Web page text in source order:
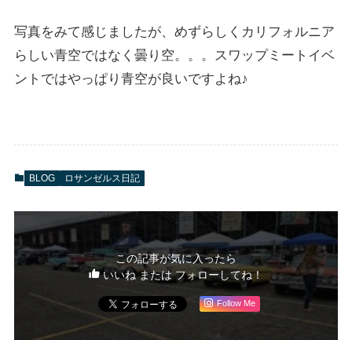
写真をみて感じましたが、めずらしくカリフォルニア
らしい青空ではなく曇り空。。。スワップミートイベ
ントではやっぱり青空が良いですよね♪
BLOG ロサンゼルス日記
この記事が気に入ったら
いいね または フォローしてね！
Follow Me